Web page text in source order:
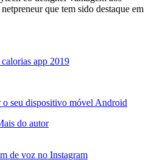
que tem sido destaque em
app 2019
o seu dispositivo móvel Android
do autor
de voz no Instagram